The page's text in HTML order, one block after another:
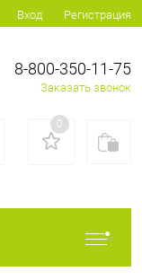
Вход Регистрация
8-800-350-11-75
Заказать звонок
0